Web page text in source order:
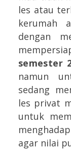
les atau
kerumah
dengan
semester
namun
sedang
les privat
untuk
agar nilai